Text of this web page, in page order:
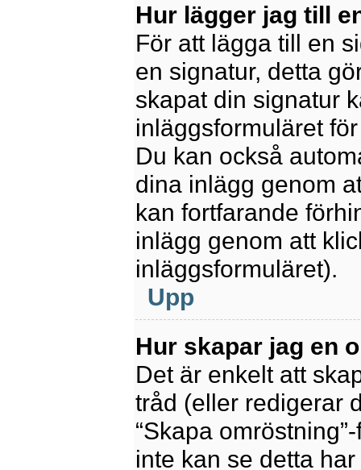
Hur lägger jag till
För att lägga till en
en signatur, detta
skapat din signatur
inläggsformuläret
Du kan också
dina inlägg genom
kan fortfarande
inlägg genom att
inläggsformuläret).
Upp
Hur skapar jag en
Det är enkelt att
tråd (eller redigerar
“Skapa
inte kan se detta